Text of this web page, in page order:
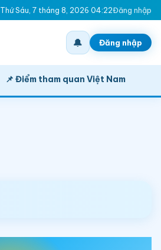
Thứ Sáu, 7 tháng 8, 2026 04:22Đăng nhập
🔔 Đăng nhập
📌 Điểm tham quan Việt Nam